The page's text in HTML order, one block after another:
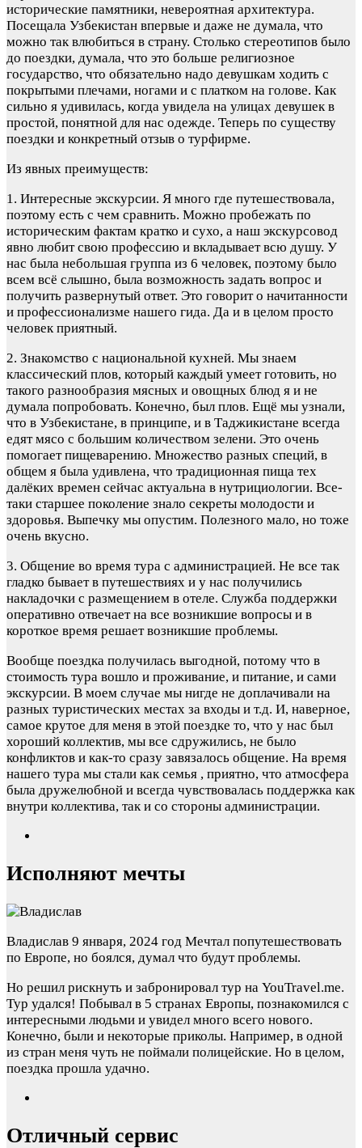
исторические памятники, невероятная архитектура.
Посещала Узбекистан впервые и даже не думала, что
можно так влюбиться в страну. Столько стереотипов было
до поездки, думала, что это больше религиозное
государство, что обязательно надо девушкам ходить с
покрытыми плечами, ногами и с платком на голове. Как
сильно я удивилась, когда увидела на улицах девушек в
простой, понятной для нас одежде. Теперь по существу
поездки и конкретный отзыв о турфирме.
Из явных преимуществ:
1. Интересные экскурсии. Я много где путешествовала,
поэтому есть с чем сравнить. Можно пробежать по
историческим фактам кратко и сухо, а наш экскурсовод
явно любит свою профессию и вкладывает всю душу. У
нас была небольшая группа из 6 человек, поэтому было
всем всё слышно, была возможность задать вопрос и
получить развернутый ответ. Это говорит о начитанности
и профессионализме нашего гида. Да и в целом просто
человек приятный.
2. Знакомство с национальной кухней. Мы знаем
классический плов, который каждый умеет готовить, но
такого разнообразия мясных и овощных блюд я и не
думала попробовать. Конечно, был плов. Ещё мы узнали,
что в Узбекистане, в принципе, и в Таджикистане всегда
едят мясо с большим количеством зелени. Это очень
помогает пищеварению. Множество разных специй, в
общем я была удивлена, что традиционная пища тех
далёких времен сейчас актуальна в нутрициологии. Все-
таки старшее поколение знало секреты молодости и
здоровья. Выпечку мы опустим. Полезного мало, но тоже
очень вкусно.
3. Общение во время тура с администрацией. Не все так
гладко бывает в путешествиях и у нас получились
накладочки с размещением в отеле. Служба поддержки
оперативно отвечает на все возникшие вопросы и в
короткое время решает возникшие проблемы.
Вообще поездка получилась выгодной, потому что в
стоимость тура вошло и проживание, и питание, и сами
экскурсии. В моем случае мы нигде не доплачивали на
разных туристических местах за входы и т.д. И, наверное,
самое крутое для меня в этой поездке то, что у нас был
хороший коллектив, мы все сдружились, не было
конфликтов и как-то сразу завязалось общение. На время
нашего тура мы стали как семья , приятно, что атмосфера
была дружелюбной и всегда чувствовалась поддержка как
внутри коллектива, так и со стороны администрации.
Исполняют мечты
Владислав 9 января, 2024 год Мечтал попутешествовать
по Европе, но боялся, думал что будут проблемы.
Но решил рискнуть и забронировал тур на YouTravel.me.
Тур удался! Побывал в 5 странах Европы, познакомился с
интересными людьми и увидел много всего нового.
Конечно, были и некоторые приколы. Например, в одной
из стран меня чуть не поймали полицейские. Но в целом,
поездка прошла удачно.
Отличный сервис